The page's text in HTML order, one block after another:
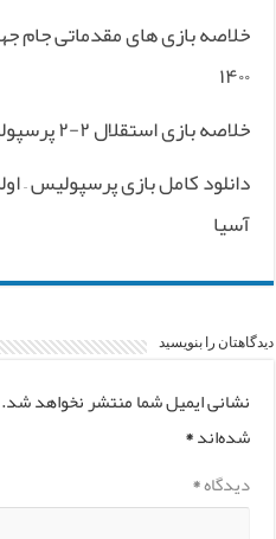
۱۴۰۰
خلاصه بازی استقلال ۲-۲ پرسپولیس دربی ۹۴
دانلود کامل بازی پرسپولیس –
آسیا
دیدگاهتان را بنویسید
نشانی ایمیل شما منتشر نخواهد شد.
شده‌اند*
دیدگاه*